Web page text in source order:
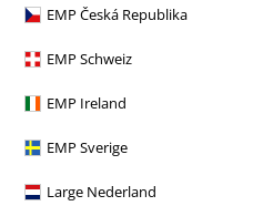
EMP Česká Republika
EMP Schweiz
EMP Ireland
EMP Sverige
Large Nederland
Perfektné